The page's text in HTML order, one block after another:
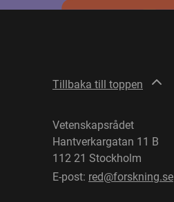
Tillbaka till toppen
Vetenskapsrådet
Hantverkargatan 11 B
112 21 Stockholm
E-post: red@forskning.se